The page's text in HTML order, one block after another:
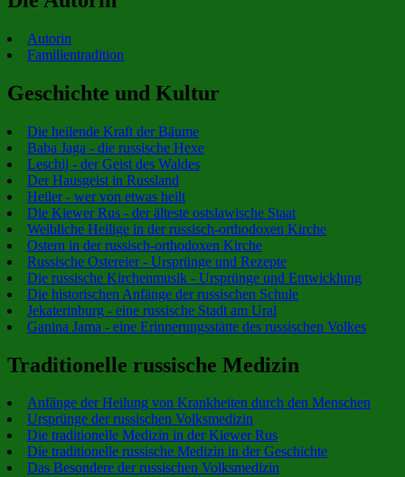
Autorin
Familientradition
Geschichte und Kultur
Die heilende Kraft der Bäume
Baba Jaga - die russische Hexe
Leschij - der Geist des Waldes
Der Hausgeist in Russland
Heiler - wer von etwas heilt
Die Kiewer Rus - der älteste ostslawische Staat
Weibliche Heilige in der russisch-orthodoxen Kirche
Ostern in der russisch-orthodoxen Kirche
Russische Ostereier - Ursprünge und Rezepte
Die russische Kirchenmusik - Ursprünge und Entwicklung
Die historischen Anfänge der russischen Schule
Jekaterinburg - eine russische Stadt am Ural
Ganina Jama - eine Erinnerungsstätte des russischen Volkes
Traditionelle russische Medizin
Anfänge der Heilung von Krankheiten durch den Menschen
Ursprünge der russischen Volksmedizin
Die traditionelle Medizin in der Kiewer Rus
Die traditionelle russische Medizin in der Geschichte
Das Besondere der russischen Volksmedizin